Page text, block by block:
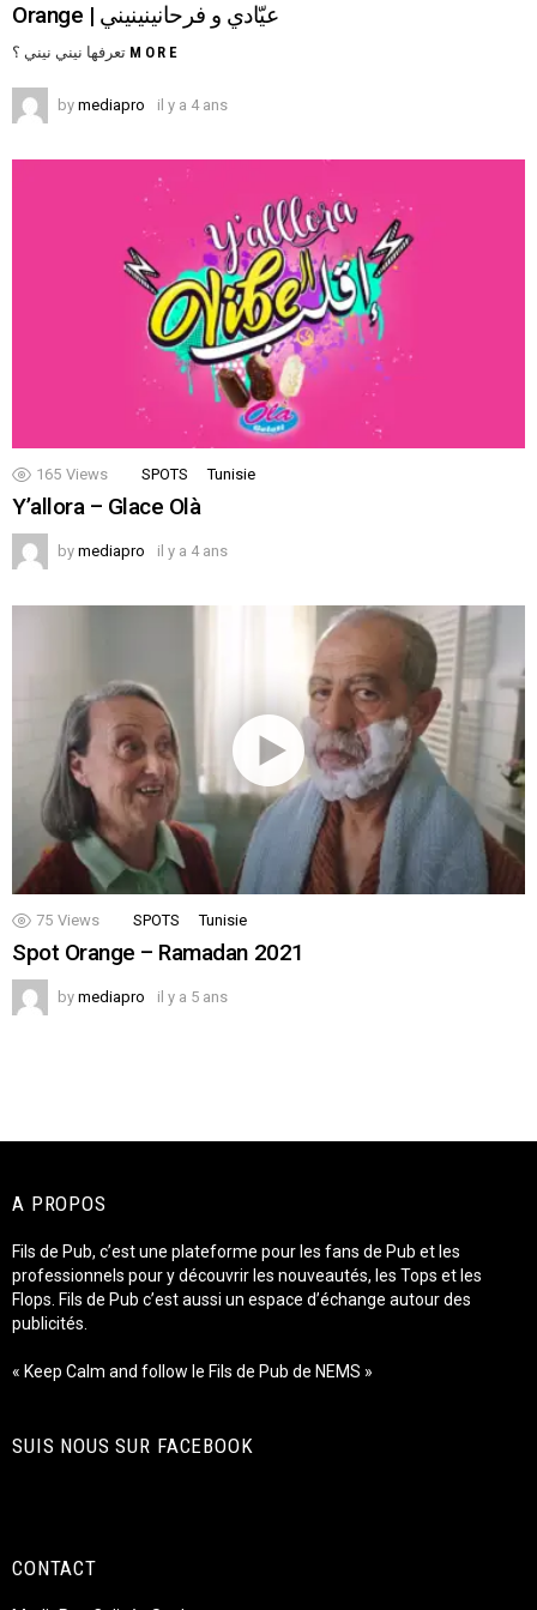
Orange | عيّادي و فرحانينينيني
MORE
by mediapro il y a 4 ans
165 Views SPOTS Tunisie
Y’allora – Glace Olà
by mediapro il y a 4 ans
75 Views SPOTS Tunisie
Spot Orange – Ramadan 2021
by mediapro il y a 5 ans
A PROPOS
Fils de Pub, c’est une plateforme pour les fans de Pub et les
professionnels pour y découvrir les nouveautés, les Tops et les
Flops. Fils de Pub c’est aussi un espace d’échange autour des
publicités.
« Keep Calm and follow le Fils de Pub de NEMS »
SUIS NOUS SUR FACEBOOK
CONTACT